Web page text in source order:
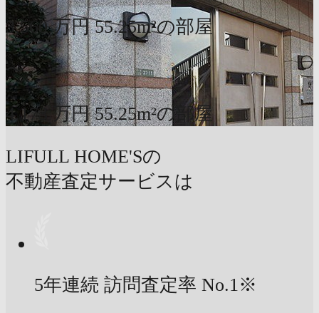
3,560 万円 55.25m²の部屋
〜
4,173 万円 55.25m²の部屋
LIFULL HOME'Sの
不動産査定サービスは
5年連続 訪問査定率 No.1※